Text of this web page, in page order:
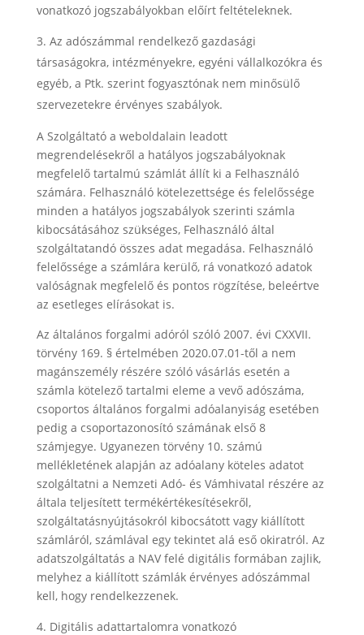
vonatkozó jogszabályokban előírt feltételeknek.
Az adószámmal rendelkező gazdasági
társaságokra, intézményekre, egyéni vállalkozókra és
egyéb, a Ptk. szerint fogyasztónak nem minősülő
szervezetekre érvényes szabályok.
A Szolgáltató a weboldalain leadott
megrendelésekről a hatályos jogszabályoknak
megfelelő tartalmú számlát állít ki a Felhasználó
számára. Felhasználó kötelezettsége és felelőssége
minden a hatályos jogszabályok szerinti számla
kibocsátásához szükséges, Felhasználó által
szolgáltatandó összes adat megadása. Felhasználó
felelőssége a számlára kerülő, rá vonatkozó adatok
valóságnak megfelelő és pontos rögzítése, beleértve
az esetleges elírásokat is.
Az általános forgalmi adóról szóló 2007. évi CXXVII.
törvény 169. § értelmében 2020.07.01-től a nem
magánszemély részére szóló vásárlás esetén a
számla kötelező tartalmi eleme a vevő adószáma,
csoportos általános forgalmi adóalanyiság esetében
pedig a csoportazonosító számának első 8
számjegye. Ugyanezen törvény 10. számú
mellékletének alapján az adóalany köteles adatot
szolgáltatni a Nemzeti Adó- és Vámhivatal részére az
általa teljesített termékértékesítésekről,
szolgáltatásnyújtásokról kibocsátott vagy kiállított
számláról, számlával egy tekintet alá eső okiratról. Az
adatszolgáltatás a NAV felé digitális formában zajlik,
melyhez a kiállított számlák érvényes adószámmal
kell, hogy rendelkezzenek.
Digitális adattartalomra vonatkozó